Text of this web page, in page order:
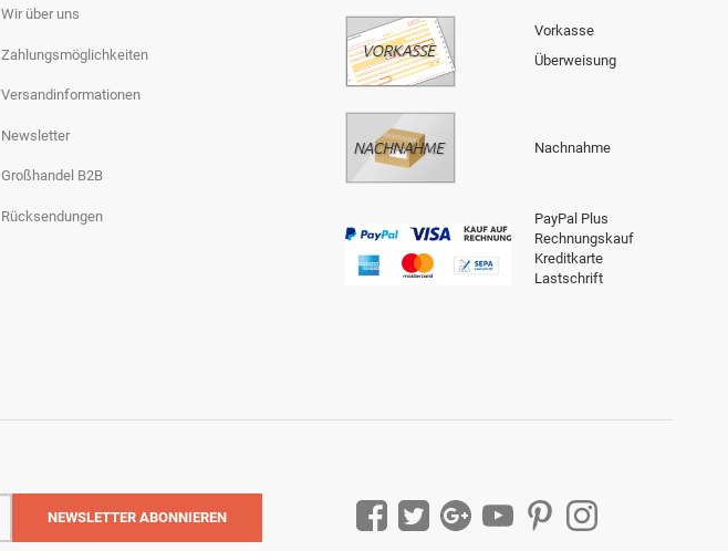
Wir über uns
Zahlungsmöglichkeiten
Versandinformationen
Newsletter
Großhandel B2B
Rücksendungen
Vorkasse
Überweisung
Nachnahme
PayPal Plus
Rechnungskauf
Kreditkarte
Lastschrift
NEWSLETTER ABONNIEREN